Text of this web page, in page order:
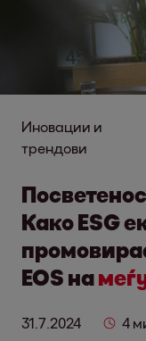
Иновации и
трендови
Како ESG
EOS на
31.7.2024 4